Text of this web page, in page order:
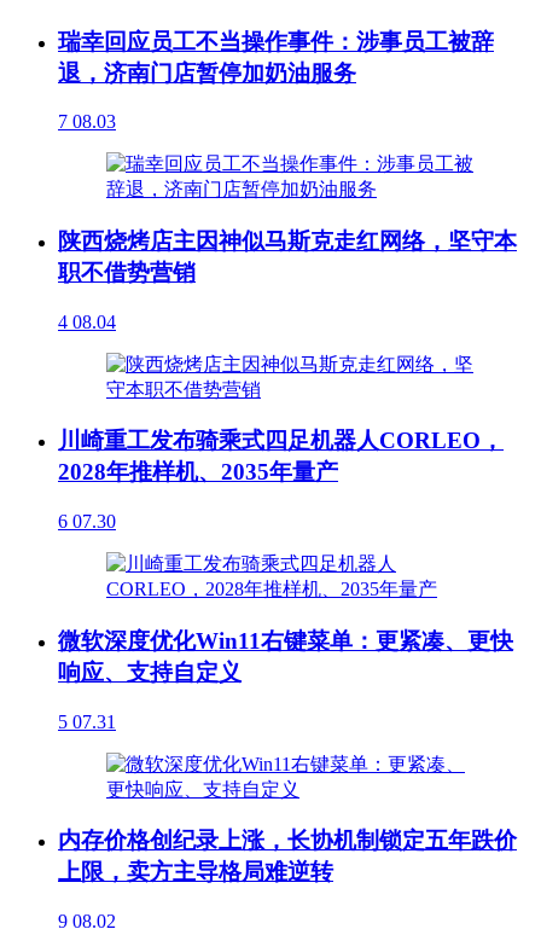
瑞幸回应员工不当操作事件：涉事员工被辞
退，济南门店暂停加奶油服务
7 08.03
陕西烧烤店主因神似马斯克走红网络，坚守本
职不借势营销
4 08.04
川崎重工发布骑乘式四足机器人CORLEO，
2028年推样机、2035年量产
6 07.30
微软深度优化Win11右键菜单：更紧凑、更快
响应、支持自定义
5 07.31
内存价格创纪录上涨，长协机制锁定五年跌价
上限，卖方主导格局难逆转
9 08.02